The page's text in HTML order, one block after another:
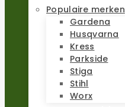
Populaire merken
Gardena
Husqvarna
Kress
Parkside
Stiga
Stihl
Worx